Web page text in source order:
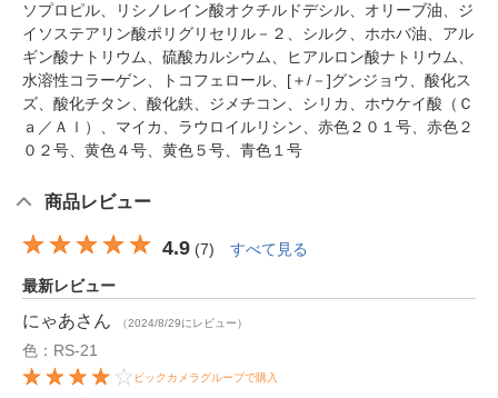
ソプロピル、リシノレイン酸オクチルドデシル、オリーブ油、ジ
イソステアリン酸ポリグリセリル－２、シルク、ホホバ油、アル
ギン酸ナトリウム、硫酸カルシウム、ヒアルロン酸ナトリウム、
水溶性コラーゲン、トコフェロール、[＋/－]グンジョウ、酸化ス
ズ、酸化チタン、酸化鉄、ジメチコン、シリカ、ホウケイ酸（Ｃ
ａ／Ａｌ）、マイカ、ラウロイルリシン、赤色２０１号、赤色２
０２号、黄色４号、黄色５号、青色１号
商品レビュー
4.9 (7) すべて見る
最新レビュー
にゃあさん （2024/8/29にレビュー）
色：RS-21
ビックカメラグループで購入